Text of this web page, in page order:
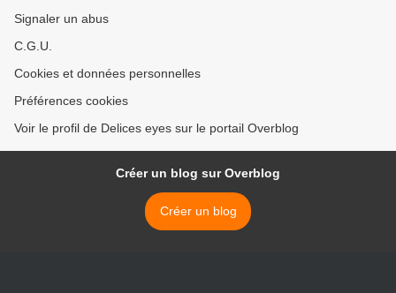
Signaler un abus
C.G.U.
Cookies et données personnelles
Préférences cookies
Voir le profil de Delices eyes sur le portail Overblog
Créer un blog sur Overblog
Créer un blog